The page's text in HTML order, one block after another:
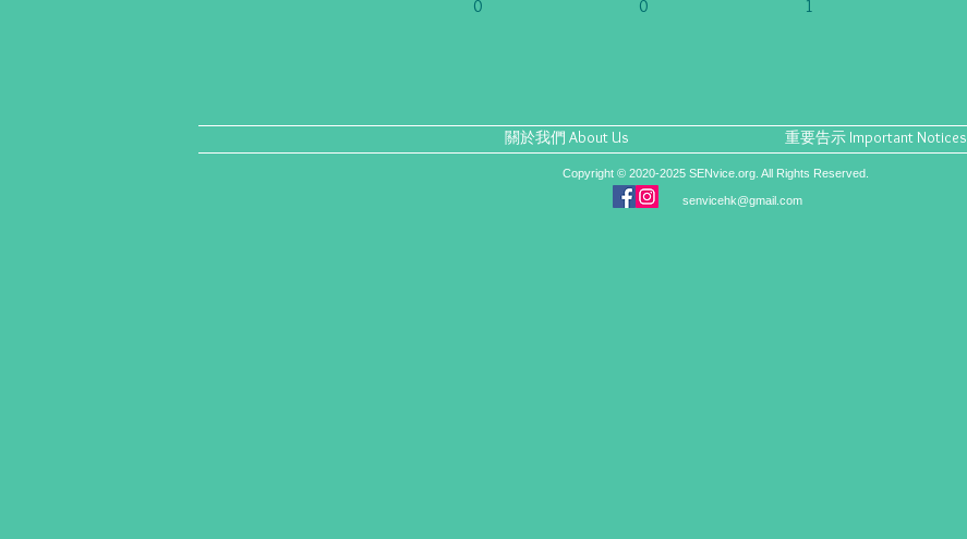
0 0 1
關於我們 About Us 重要告示 Important Notices
Copyright © 2020-2025 SENvice.org. All Rights Reserved.
senvicehk@gmail.com